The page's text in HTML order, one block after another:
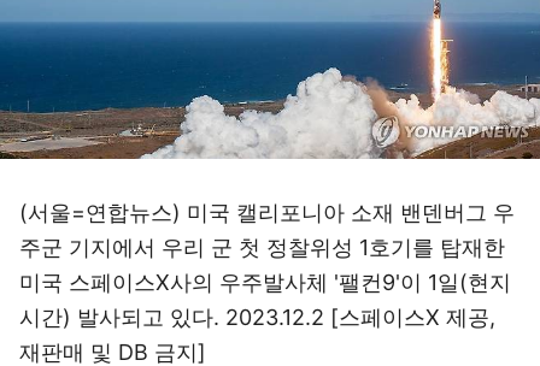
(서울=연합뉴스) 미국 캘리포니아 소재 밴덴버그 우
주군 기지에서 우리 군 첫 정찰위성 1호기를 탑재한
미국 스페이스Ⅹ사의 우주발사체 '팰컨9'이 1일(현지
시간) 발사되고 있다. 2023.12.2 [스페이스X 제공,
재판매 및 DB 금지]